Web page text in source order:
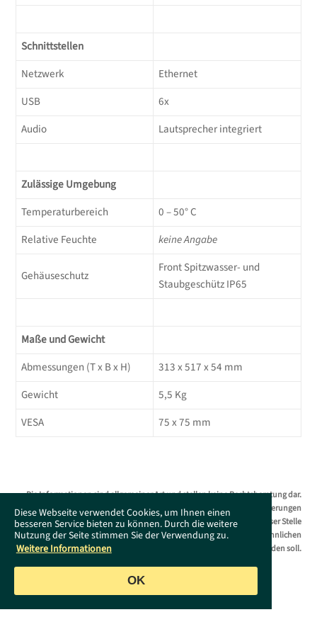
Diese Webseite verwendet Cookies, um Ihnen einen
besseren Service bieten zu können. Durch die weitere
Nutzung der Seite stimmen Sie der Verwendung zu.
Weitere Informationen
OK
Schnittstellen
Netzwerk
Ethernet
USB
6x
Audio
Lautsprecher integriert
Zulässige Umgebung
Temperaturbereich
0 – 50° C
Relative Feuchte
keine Angabe
Gehäuseschutz
Front Spitzwasser- und
Staubgeschütz IP65
Maße und Gewicht
Abmessungen (T x B x H)
313 x 517 x 54 mm
Gewicht
5,5 Kg
VESA
75 x 75 mm
Die Informationen sind allgemeiner Art und stellen keine Rechtsberatung dar.
Das Supportportal erhebt keinen Anspruch auf Vollständigkeit. Änderungen
bleiben ohne Vorankündigung jederzeit vorbehalten. Es wird an dieser Stelle
darauf hingewiesen, dass die ausschließliche Verwendung der männlichen
Form geschlechtsunabhängig verstanden werden soll.